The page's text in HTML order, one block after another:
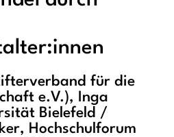
für die
e.V.), Inga
Bielefeld /
Hochschulforum